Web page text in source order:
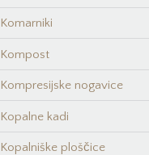
Komarniki
Kompost
Kompresijske nogavice
Kopalne kadi
Kopalniške ploščice